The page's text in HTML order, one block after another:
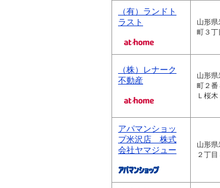
（有）ランドト
ラスト
山形県
町３丁
（株）レナーク
不動産
山形
町２番
Ｌ桜木
アパマンショッ
プ米沢店 株式
会社ヤマジュー
山形
２丁